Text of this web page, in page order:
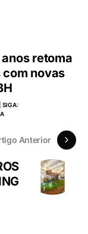
retoma
novas
SIGA:
Anterior